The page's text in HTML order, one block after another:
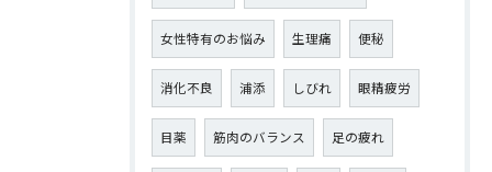
女性特有のお悩み 生理痛 便秘
消化不良 浦添 しびれ 眼精疲労
目薬 筋肉のバランス 足の疲れ